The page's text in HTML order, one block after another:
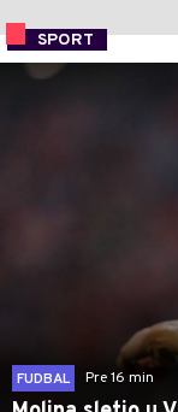
SPORT
FUDBAL Pre 16 min